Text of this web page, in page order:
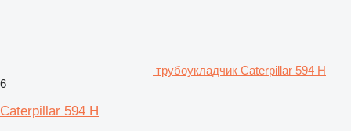
трубоукладчик Caterpillar 594 H
6
Caterpillar 594 H